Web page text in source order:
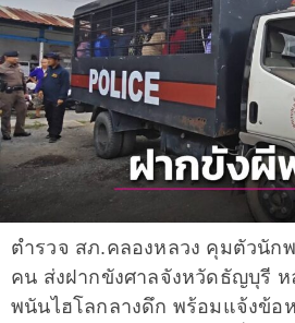
ตำรวจ สภ.คลองหลวง คุมตัวนัก
คน ส่งฝากขังศาลจังหวัดธัญบุรี ห
พนันไฮโลกลางดึก พร้อมแจ้งข้อ